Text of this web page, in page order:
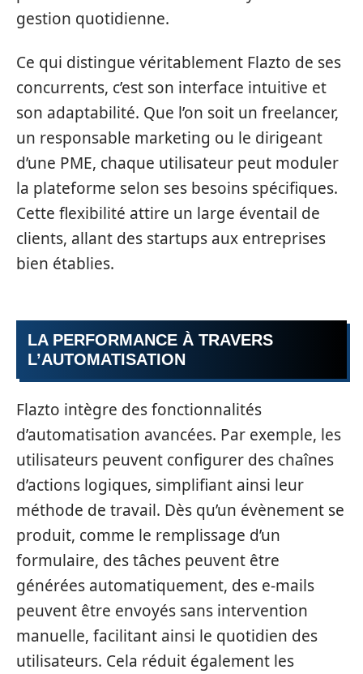
gestion quotidienne.
Ce qui distingue véritablement Flazto de ses
concurrents, c’est son interface intuitive et
son adaptabilité. Que l’on soit un freelancer,
un responsable marketing ou le dirigeant
d’une PME, chaque utilisateur peut moduler
la plateforme selon ses besoins spécifiques.
Cette flexibilité attire un large éventail de
clients, allant des startups aux entreprises
bien établies.
LA PERFORMANCE À TRAVERS
L’AUTOMATISATION
Flazto intègre des fonctionnalités
d’automatisation avancées. Par exemple, les
utilisateurs peuvent configurer des chaînes
d’actions logiques, simplifiant ainsi leur
méthode de travail. Dès qu’un évènement se
produit, comme le remplissage d’un
formulaire, des tâches peuvent être
générées automatiquement, des e-mails
peuvent être envoyés sans intervention
manuelle, facilitant ainsi le quotidien des
utilisateurs. Cela réduit également les